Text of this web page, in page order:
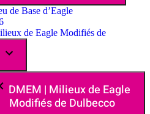
de Base d’Eagle
de Eagle Modifiés de
DMEM | Milieux de Eagle
Modifiés de Dulbecco